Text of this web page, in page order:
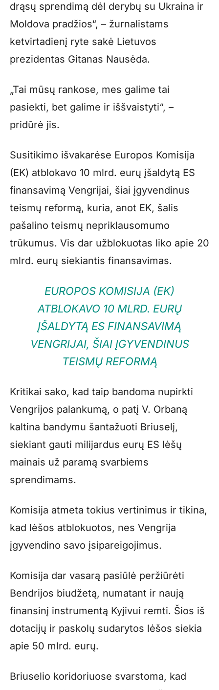
drąsų sprendimą dėl derybų su Ukraina ir
Moldova pradžios“, – žurnalistams
ketvirtadienį ryte sakė Lietuvos
prezidentas Gitanas Nausėda.
„Tai mūsų rankose, mes galime tai
pasiekti, bet galime ir iššvaistyti“, –
pridūrė jis.
Susitikimo išvakarėse Europos Komisija
(EK) atblokavo 10 mlrd. eurų įšaldytą ES
finansavimą Vengrijai, šiai įgyvendinus
teismų reformą, kuria, anot EK, šalis
pašalino teismų nepriklausomumo
trūkumus. Vis dar užblokuotas liko apie 20
mlrd. eurų siekiantis finansavimas.
EUROPOS KOMISIJA (EK)
ATBLOKAVO 10 MLRD. EURŲ
ĮŠALDYTĄ ES FINANSAVIMĄ
VENGRIJAI, ŠIAI ĮGYVENDINUS
TEISMŲ REFORMĄ
Kritikai sako, kad taip bandoma nupirkti
Vengrijos palankumą, o patį V. Orbaną
kaltina bandymu šantažuoti Briuselį,
siekiant gauti milijardus eurų ES lėšų
mainais už paramą svarbiems
sprendimams.
Komisija atmeta tokius vertinimus ir tikina,
kad lėšos atblokuotos, nes Vengrija
įgyvendino savo įsipareigojimus.
Komisija dar vasarą pasiūlė peržiūrėti
Bendrijos biudžetą, numatant ir naują
finansinį instrumentą Kyjivui remti. Šios iš
dotacijų ir paskolų sudarytos lėšos siekia
apie 50 mlrd. eurų.
Briuselio koridoriuose svarstoma, kad